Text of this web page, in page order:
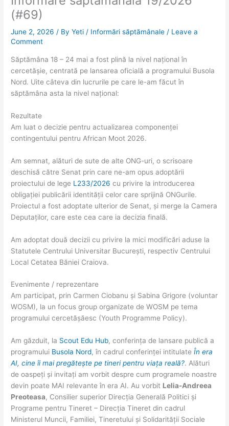
(#69)
June 2, 2026/ ByYeti/ Informări săptămânale / Leave a
Comment
Săptămâna 18 – 24 mai a fost plină la nivel național în
cercetășie, centrată pe lansarea oficială a programului Busola
Nord. Uite câteva din lucrurile pe care le-am făcut în
săptămâna asta la nivel național:
Rezultate
Am luat o decizie pentru actualizarea componenței
contingentului pentru African Moot 2026.
Am semnat, alături de sute de alte ONG-uri, o scrisoare
deschisă către Senat prin care ne-am opus adoptării
proiectului de lege L233/2026 cu privire la introducerea
obligației publicării identității celor care sprijină ONGurile.
Proiectul a fost adoptate ulterior de Senat, și merge la Camera
Deputaților, care este cea care ia decizia finală.
Am adoptat două decizii cu privire la mici modificări aduse la
Statutele Centrului Universitar București, respectiv Centrului
Local Cetatea Băniei Craiova.
Evenimente / reprezentare
Am participat, prin Carmen Ciobanu și Sabina Grigore (voluntar
WOSM), la un focus group organizate de WOSM pe tema
programului cercetășăesc (Youth Programme Policy).
Am găzduit, la Scout Edu Hub, conferința de lansare publică a
programului Busola Nord, în cadrul conferinței intitulateÎn era
AI, cine îi mai pregătește pe tineri pentru viața reală?. Alături
de oaspeți și invitați am vorbit despre cum programele noastre
devin poate MAI relevante în era AI. Au vorbit Lelia-Andreea
Preoteasa, Consilier superior Direcția Generală Politici și
Programe pentru Tineret – Direcția Tineret din cadrul
Ministerul Muncii, Familiei, Tineretului și Solidarității Sociale